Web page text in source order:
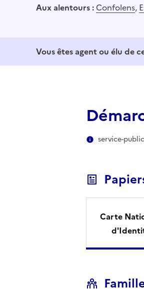
Aux alentours : Confolens,
Vous êtes agent ou élu de
service-
Carte